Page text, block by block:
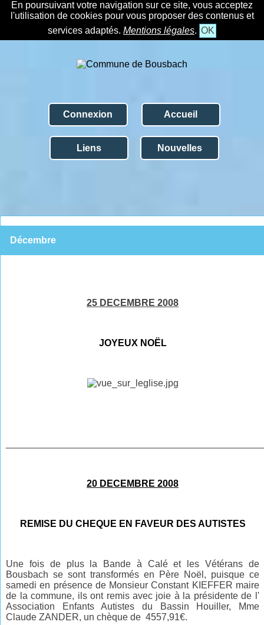
En poursuivant votre navigation sur ce site, vous acceptez
l'utilisation de cookies pour vous proposer des contenus et
services adaptés. Mentions légales. OK
Connexion Accueil
Liens Nouvelles
Décembre
25 DECEMBRE 2008
JOYEUX NOËL
20 DECEMBRE 2008
REMISE DU CHEQUE EN FAVEUR DES AUTISTES
Une fois de plus la Bande à Calé et les Vétérans de
Bousbach se sont transformés en Père Noël, puisque ce
samedi en présence de Monsieur Constant KIEFFER maire
de la commune, ils ont remis avec joie à la présidente de l'
Association Enfants Autistes du Bassin Houiller, Mme
Claude ZANDER, un chèque de 4557,91€.